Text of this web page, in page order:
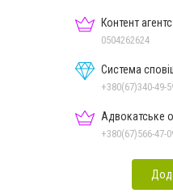
Контент
0504262624
Система
+380(67)340-49-
Адвокатське
+380(67)566-47-